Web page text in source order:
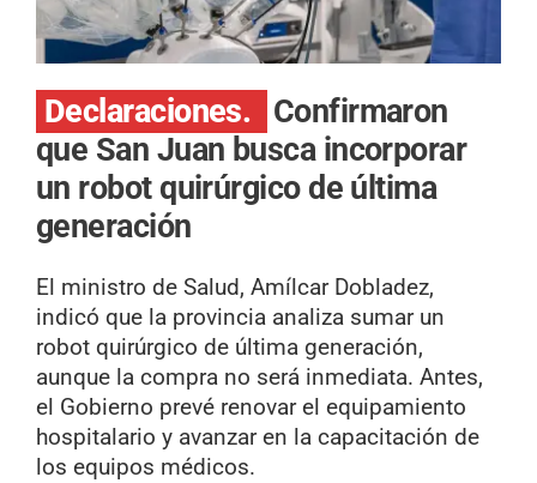
Declaraciones.
Confirmaron
que San Juan busca incorporar
un robot quirúrgico de última
generación
El ministro de Salud, Amílcar Dobladez,
indicó que la provincia analiza sumar un
robot quirúrgico de última generación,
aunque la compra no será inmediata. Antes,
el Gobierno prevé renovar el equipamiento
hospitalario y avanzar en la capacitación de
los equipos médicos.